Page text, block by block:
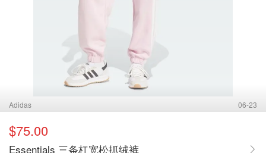
Adidas 06-23
$75.00
Essentials 三条杠宽松抓绒裤